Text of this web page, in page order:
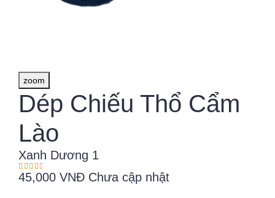
zoom
Dép Chiếu Thổ Cẩm
Lào
Xanh Dương 1
45,000 VNĐ Chưa cập nhật